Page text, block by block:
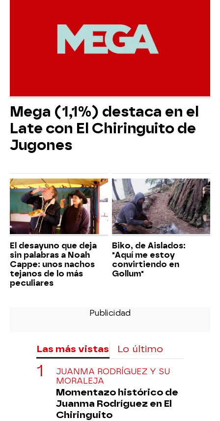
Mega (1,1%) destaca en el
Late con El Chiringuito de
Jugones
El desayuno que deja
sin palabras a Noah
Cappe: unos nachos
tejanos de lo más
peculiares
Biko, de Aislados:
"Aquí me estoy
convirtiendo en
Gollum"
Las más vistas Lo último
JUANMA RODRÍGUEZ Y SU
MORALEJA
Momentazo histórico de
Juanma Rodríguez en El
Chiringuito